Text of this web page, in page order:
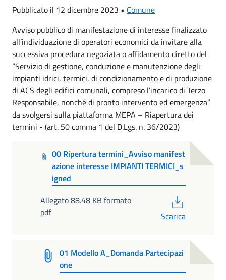
Pubblicato il 12 dicembre 2023 • Comune
Avviso pubblico di manifestazione di interesse finalizzato
all’individuazione di operatori economici da invitare alla
successiva procedura negoziata o affidamento diretto del
“Servizio di gestione, conduzione e manutenzione degli
impianti idrici, termici, di condizionamento e di produzione
di ACS degli edifici comunali, compreso l’incarico di Terzo
Responsabile, nonché di pronto intervento ed emergenza”
da svolgersi sulla piattaforma MEPA – Riapertura dei
termini - (art. 50 comma 1 del D.Lgs. n. 36/2023)
00 Ripertura termini_Avviso manifest
azione interesse IMPIANTI TERMICI_s
igned
Allegato 88.48 KB formato
pdf
Scarica
01 Modello A_Domanda Partecipazi
one